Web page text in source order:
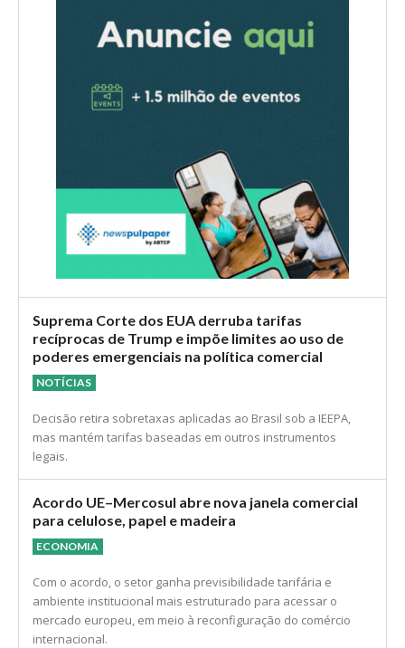
Suprema Corte dos EUA derruba tarifas
recíprocas de Trump e impõe limites ao uso de
poderes emergenciais na política comercial
NOTÍCIAS
Decisão retira sobretaxas aplicadas ao Brasil sob a IEEPA,
mas mantém tarifas baseadas em outros instrumentos
legais.
Acordo UE–Mercosul abre nova janela comercial
para celulose, papel e madeira
ECONOMIA
Com o acordo, o setor ganha previsibilidade tarifária e
ambiente institucional mais estruturado para acessar o